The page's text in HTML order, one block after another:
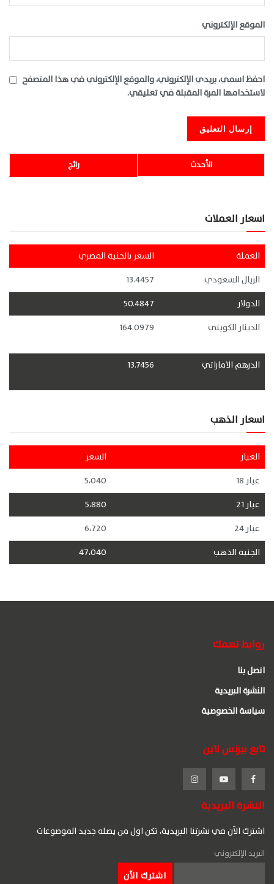
الموقع الإلكتروني
احفظ اسمي، بريدي الإلكتروني، والموقع الإلكتروني في هذا المتصفح
لاستخدامها المرة المقبلة في تعليقي.
رائج الأحدث
اسعار العملات
العملة
السعر بالجنية المصري
الريال السعودي
13.4457
الدولار
50.4847
الدينار الكويتي
164.0979
الدرهم الاماراتي 13.7456
اسعار الذهب
العيار
السعر
عيار 18
5،040
عيار 21
5،880
عيار 24
6،720
الجنيه الذهب
47،040
روابط تهمك
اتصل بنا
النشرة البريدية
سياسة الخصوصية
تابع بيزنس لاين
النشرة البريدية
اشترك الآن في نشرتنا البريدية، تكن اول من يصله جديد الموضوعات
البريد الإلكتروني